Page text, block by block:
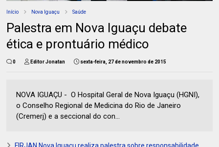
Início Nova Iguaçu Saúde
Palestra em Nova Iguaçu debate
ética e prontuário médico
0 Editor Jonatan sexta-feira, 27 de novembro de 2015
NOVA IGUAÇU - O Hospital Geral de Nova Iguaçu (HGNI),
o Conselho Regional de Medicina do Rio de Janeiro
(Cremerj) e a seccional do con...